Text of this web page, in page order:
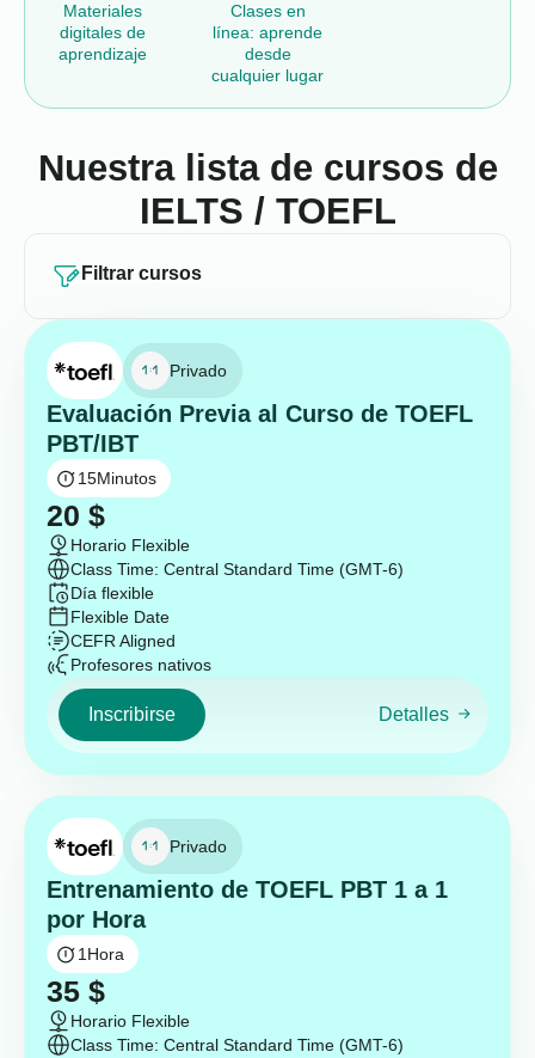
Nuestra lista de cursos de
IELTS / TOEFL
Materiales
digitales de
aprendizaje
Clases en
línea: aprende
desde
cualquier lugar
Filtrar cursos
Privado
Evaluación Previa al Curso de TOEFL
PBT/IBT
15Minutos
20 $
Horario Flexible
Class Time: Central Standard Time (GMT-6)
Día flexible
Flexible Date
CEFR Aligned
Profesores nativos
Inscribirse Detalles
Privado
Entrenamiento de TOEFL PBT 1 a 1
por Hora
1 Hora
35 $
Horario Flexible
Class Time: Central Standard Time (GMT-6)